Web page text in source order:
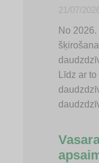
21/07/
No
Līdz ar